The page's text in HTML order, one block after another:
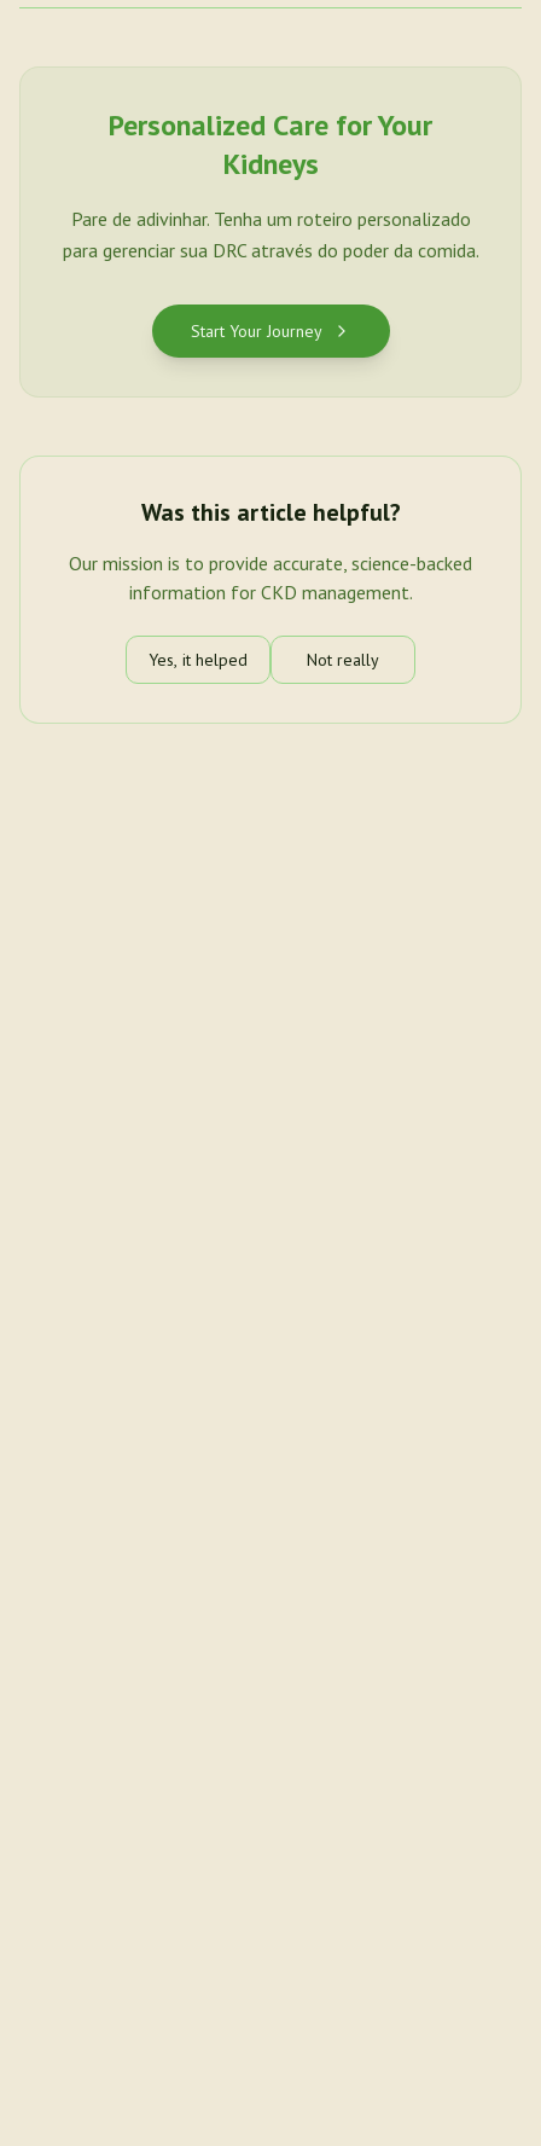
Personalized Care for Your
Kidneys
Pare de adivinhar. Tenha um roteiro personalizado
para gerenciar sua DRC através do poder da comida.
Start Your Journey
Was this article helpful?
Our mission is to provide accurate, science-backed
information for CKD management.
Yes, it helped Not really